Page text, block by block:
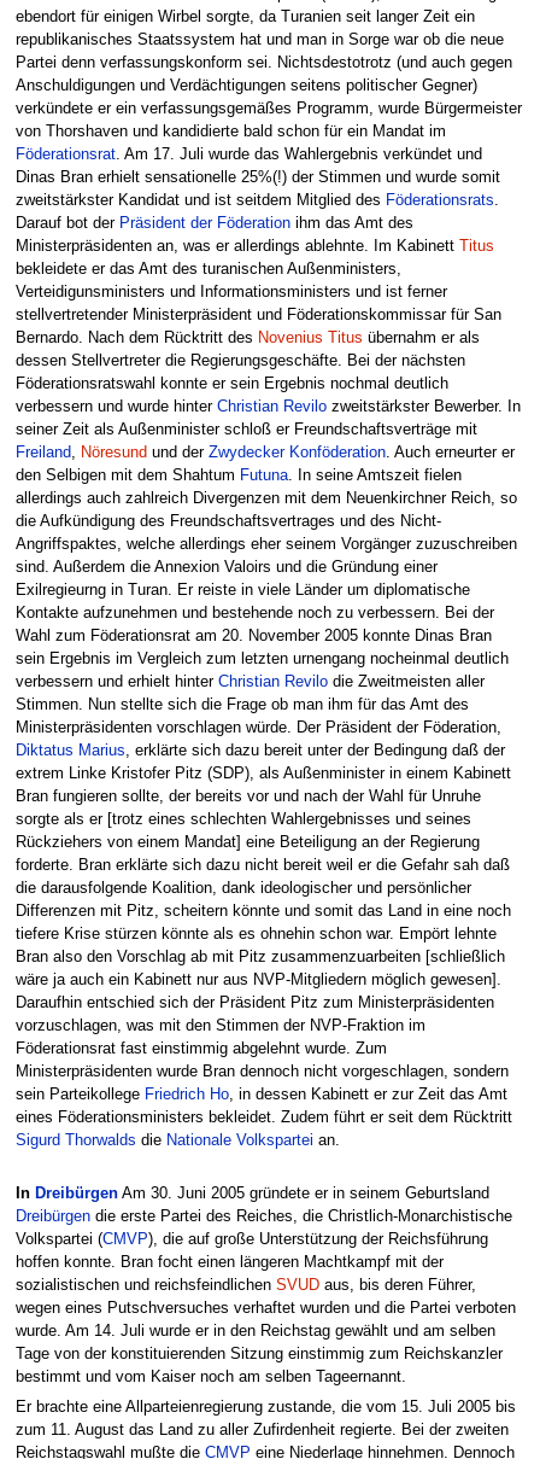
ebendort für einigen Wirbel sorgte, da Turanien seit langer Zeit ein
republikanisches Staatssystem hat und man in Sorge war ob die neue
Partei denn verfassungskonform sei. Nichtsdestotrotz (und auch gegen
Anschuldigungen und Verdächtigungen seitens politischer Gegner)
verkündete er ein verfassungsgemäßes Programm, wurde Bürgermeister
von Thorshaven und kandidierte bald schon für ein Mandat im
Föderationsrat. Am 17. Juli wurde das Wahlergebnis verkündet und
Dinas Bran erhielt sensationelle 25%(!) der Stimmen und wurde somit
zweitstärkster Kandidat und ist seitdem Mitglied des Föderationsrats
Darauf bot der Präsident der Föderationihm das Amt des
Ministerpräsidenten an, was er allerdings ablehnte. Im Kabinett Titus
bekleidete er das Amt des turanischen Außenministers,
Verteidigunsministers und Informationsministers und ist ferner
stellvertretender Ministerpräsident und Föderationskommissar für San
Bernardo. Nach dem Rücktritt des Novenius Titus übernahm er als
dessen Stellvertreter die Regierungsgeschäfte. Bei der nächsten
Föderationsratswahl konnte er sein Ergebnis nochmal deutlich
verbessern und wurde hinter Christian Revilozweitstärkster Bewerber. In
seiner Zeit als Außenminister schloß er Freundschaftsverträge mit
Freiland
Nöresund und der Zwydecker Konföderation. Auch erneurter er
den Selbigen mit dem Shahtum Futuna. In seine Amtszeit fielen
allerdings auch zahlreich Divergenzen mit dem Neuenkirchner Reich, so
die Aufkündigung des Freundschaftsvertrages und des Nicht-
Angriffspaktes, welche allerdings eher seinem Vorgänger zuzuschreiben
sind. Außerdem die Annexion Valoirs und die Gründung einer
Exilregieurng in Turan. Er reiste in viele Länder um diplomatische
Kontakte aufzunehmen und bestehende noch zu verbessern. Bei der
Wahl zum Föderationsrat am 20. November 2005 konnte Dinas Bran
sein Ergebnis im Vergleich zum letzten urnengang nocheinmal deutlich
verbessern und erhielt hinter Christian Revilodie Zweitmeisten aller
Stimmen. Nun stellte sich die Frage ob man ihm für das Amt des
Ministerpräsidenten vorschlagen würde. Der Präsident der Föderation,
Diktatus Marius , erklärte sich dazu bereit unter der Bedingung daß der
extrem Linke Kristofer Pitz (SDP), als Außenminister in einem Kabinett
Bran fungieren sollte, der bereits vor und nach der Wahl für Unruhe
sorgte als er [trotz eines schlechten Wahlergebnisses und seines
Rückziehers von einem Mandat] eine Beteiligung an der Regierung
forderte. Bran erklärte sich dazu nicht bereit weil er die Gefahr sah daß
die darausfolgende Koalition, dank ideologischer und persönlicher
Differenzen mit Pitz, scheitern könnte und somit das Land in eine noch
tiefere Krise stürzen könnte als es ohnehin schon war. Empört lehnte
Bran also den Vorschlag ab mit Pitz zusammenzuarbeiten [schließlich
wäre ja auch ein Kabinett nur aus NVP-Mitgliedern möglich gewesen].
Daraufhin entschied sich der Präsident Pitz zum Ministerpräsidenten
vorzuschlagen, was mit den Stimmen der NVP-Fraktion im
Föderationsrat fast einstimmig abgelehnt wurde. Zum
Ministerpräsidenten wurde Bran dennoch nicht vorgeschlagen, sondern
sein Parteikollege Friedrich Ho, in dessen Kabinett er zur Zeit das Amt
eines Föderationsministers bekleidet. Zudem führt er seit dem Rücktritt
Sigurd Thorwalds die Nationale Volkspartei an.
In DreibürgenAm 30. Juni 2005 gründete er in seinem Geburtsland
Dreibürgendie erste Partei des Reiches, die Christlich-Monarchistische
Volkspartei (CMVP), die auf große Unterstützung der Reichsführung
hoffen konnte. Bran focht einen längeren Machtkampf mit der
sozialistischen und reichsfeindlichen SVUDaus, bis deren Führer,
wegen eines Putschversuches verhaftet wurden und die Partei verboten
wurde. Am 14. Juli wurde er in den Reichstag gewählt und am selben
Tage von der konstituierenden Sitzung einstimmig zum Reichskanzler
bestimmt und vom Kaiser noch am selben Tageernannt.
Er brachte eine Allparteienregierung zustande, die vom 15. Juli 2005 bis
zum 11. August das Land zu aller Zufirdenheit regierte. Bei der zweiten
Reichstagswahl mußte die CMVP eine Niederlage hinnehmen. Dennoch